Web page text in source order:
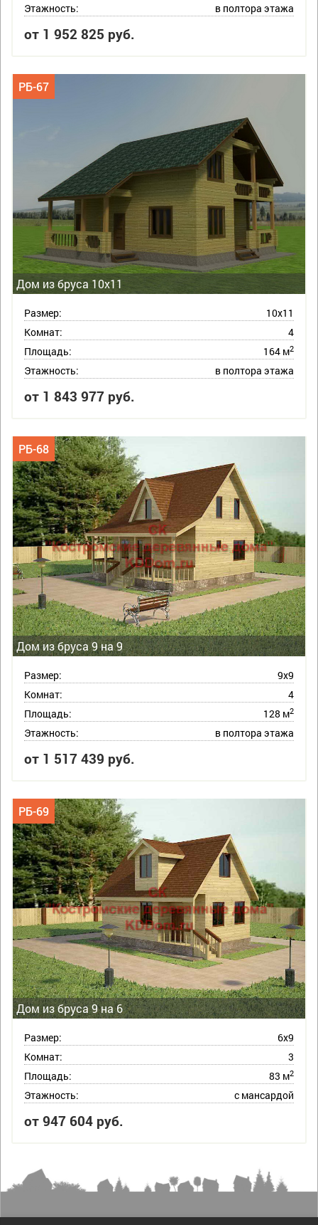
Этажность: в полтора этажа
от 1 952 825 руб.
Дом из бруса 10х11
РБ-67
Размер:
10х11
Комнат:
4
Площадь:
164 м2
Этажность: в полтора этажа
от 1 843 977 руб.
Дом из бруса 9 на 9
РБ-68
Размер:
9х9
Комнат:
4
Площадь:
128 м2
Этажность: в полтора этажа
от 1 517 439 руб.
Дом из бруса 9 на 6
РБ-69
Размер:
6х9
Комнат:
3
Площадь:
83 м2
Этажность: с мансардой
от 947 604 руб.